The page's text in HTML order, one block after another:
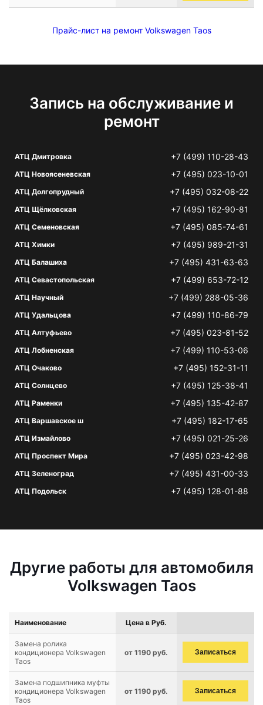
Прайс-лист на ремонт Volkswagen Taos
Запись на обслуживание и
ремонт
АТЦ Дмитровка +7 (499) 110-28-43
АТЦ Новоясеневская +7 (495) 023-10-01
АТЦ Долгопрудный +7 (495) 032-08-22
АТЦ Щёлковская +7 (495) 162-90-81
АТЦ Семеновская +7 (495) 085-74-61
АТЦ Химки +7 (495) 989-21-31
АТЦ Балашиха +7 (495) 431-63-63
АТЦ Севастопольская +7 (499) 653-72-12
АТЦ Научный +7 (499) 288-05-36
АТЦ Удальцова +7 (499) 110-86-79
АТЦ Алтуфьево +7 (495) 023-81-52
АТЦ Лобненская +7 (499) 110-53-06
АТЦ Очаково +7 (495) 152-31-11
АТЦ Солнцево +7 (495) 125-38-41
АТЦ Раменки +7 (495) 135-42-87
АТЦ Варшавское ш +7 (495) 182-17-65
АТЦ Измайлово +7 (495) 021-25-26
АТЦ Проспект Мира +7 (495) 023-42-98
АТЦ Зеленоград +7 (495) 431-00-33
АТЦ Подольск +7 (495) 128-01-88
Другие работы для автомобиля
Volkswagen Taos
Наименование Цена в Руб.
Замена ролика
кондиционера Volkswagen
Taos
от 1190 руб. Записаться
Замена подшипника муфты
кондиционера Volkswagen
Taos
от 1190 руб. Записаться